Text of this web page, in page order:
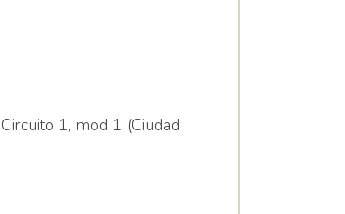
1, mod 1 (Ciudad